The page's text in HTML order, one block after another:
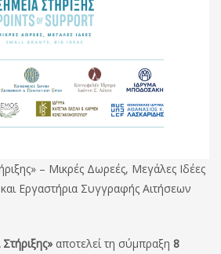
– Μικρές Δωρεές, Μεγάλες Ιδέες
Εργαστήρια Συγγραφής Αιτήσεων
αποτελεί τη σύμπραξη 8